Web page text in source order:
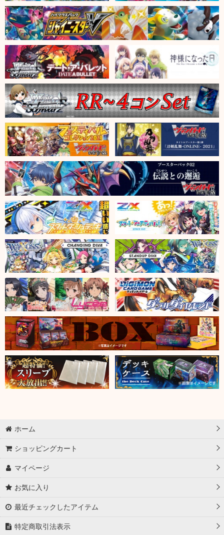
ホーム
ショッピングカート
マイページ
お気に入り
最近チェックしたアイテム
特定商取引法表示